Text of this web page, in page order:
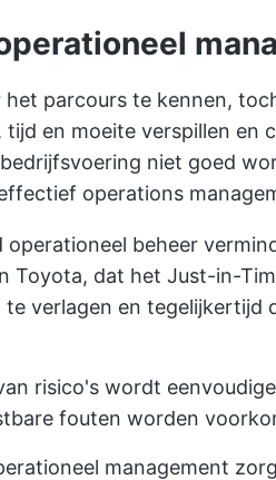
parcours te kennen,
en moeite verspillen en
niet goed
operations
operationeel beheer
Toyota, dat het Just-in-
verlagen en tegelijkertijd
risico's wordt
fouten worden
management